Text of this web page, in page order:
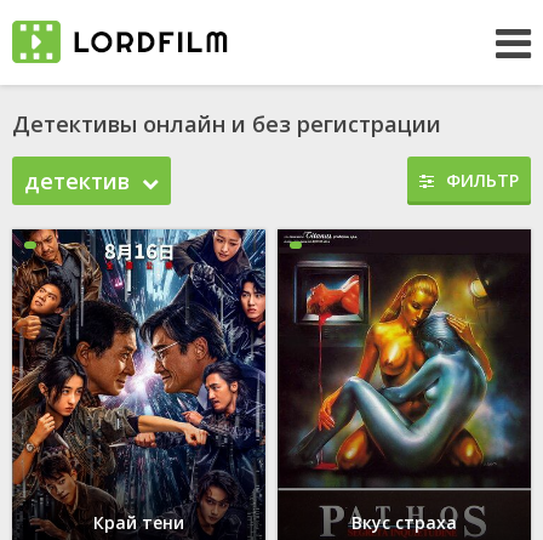
Детективы онлайн и без регистрации
детектив
ФИЛЬТР
Край тени Вкус страха